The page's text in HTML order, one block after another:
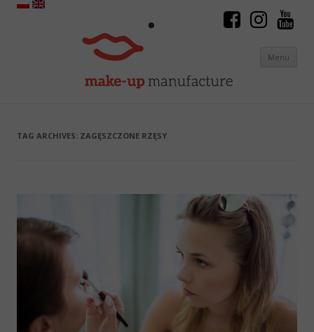
Menu
TAG ARCHIVES: ZAGĘSZCZONE RZĘSY